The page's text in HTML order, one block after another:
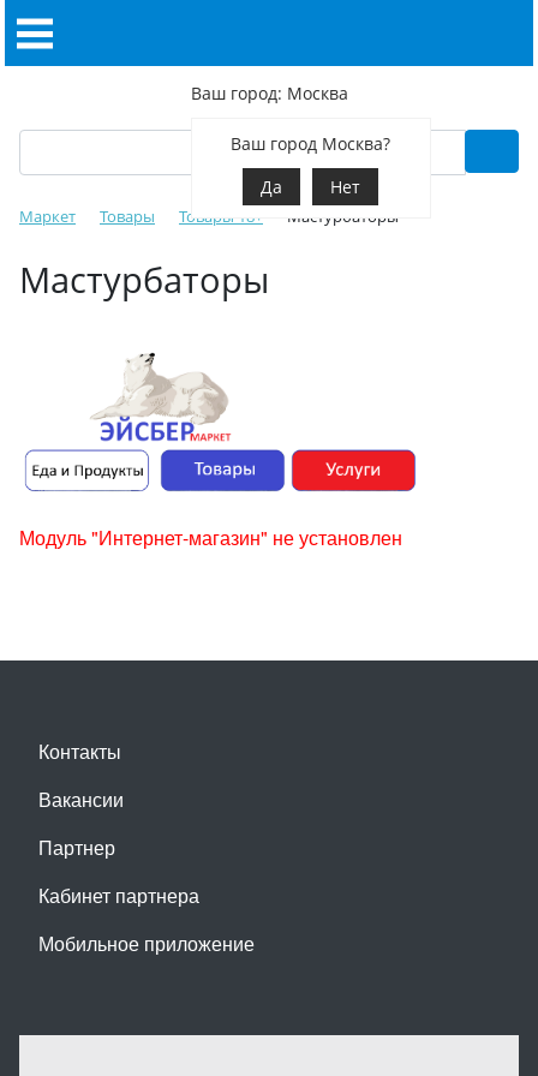
Ваш город: Москва
Ваш город Москва?
Да
Нет
Маркет Товары Товары 18+ Мастурбаторы
Мастурбаторы
Модуль "Интернет-магазин" не установлен
Контакты
Вакансии
Партнер
Кабинет партнера
Мобильное приложение